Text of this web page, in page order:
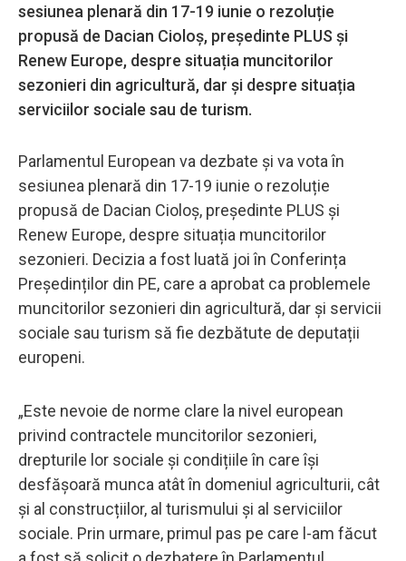
sesiunea plenară din 17-19 iunie o rezoluție
propusă de Dacian Cioloș, președinte PLUS și
Renew Europe, despre situația muncitorilor
sezonieri din agricultură, dar și despre situația
serviciilor sociale sau de turism.
Parlamentul European va dezbate și va vota în
sesiunea plenară din 17-19 iunie o rezoluție
propusă de Dacian Cioloș, președinte PLUS și
Renew Europe, despre situația muncitorilor
sezonieri. Decizia a fost luată joi în Conferința
Președinților din PE, care a aprobat ca problemele
muncitorilor sezonieri din agricultură, dar și servicii
sociale sau turism să fie dezbătute de deputații
europeni.
„Este nevoie de norme clare la nivel european
privind contractele muncitorilor sezonieri,
drepturile lor sociale și condițiile în care își
desfășoară munca atât în domeniul agriculturii, cât
și al construcțiilor, al turismului și al serviciilor
sociale. Prin urmare, primul pas pe care l-am făcut